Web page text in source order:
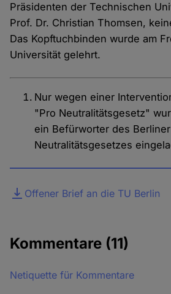
Präsidenten der Technischen
Prof. Dr. Christian Thomsen,
Das Kopftuchbinden wurde am
Universität gelehrt.
Nur wegen einer
"Pro Neutralitätsgesetz"
ein Befürworter des Berliner
Neutralitätsgesetzes
DateiOffener Brief an die TU Berlin
Kommentare (11)
Netiquette für Kommentare